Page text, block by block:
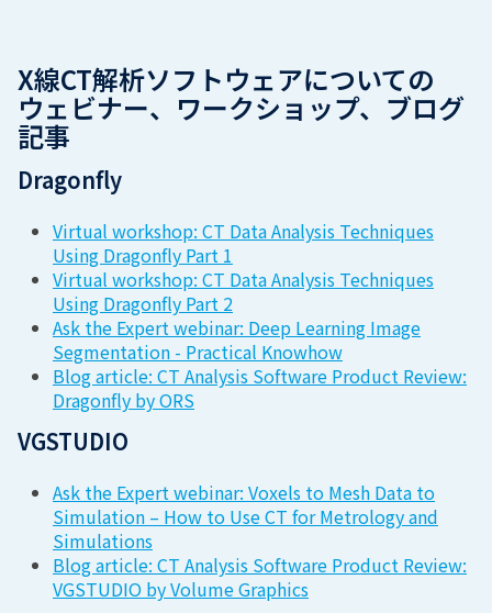
X線CT解析ソフトウェアについての
ウェビナー、ワークショップ、ブログ
記事
Dragonfly
Virtual workshop: CT Data Analysis Techniques
Using Dragonfly Part 1
Virtual workshop: CT Data Analysis Techniques
Using Dragonfly Part 2
Ask the Expert webinar: Deep Learning Image
Segmentation - Practical Knowhow
Blog article: CT Analysis Software Product Review:
Dragonfly by ORS
VGSTUDIO
Ask the Expert webinar: Voxels to Mesh Data to
Simulation – How to Use CT for Metrology and
Simulations
Blog article: CT Analysis Software Product Review:
VGSTUDIO by Volume Graphics